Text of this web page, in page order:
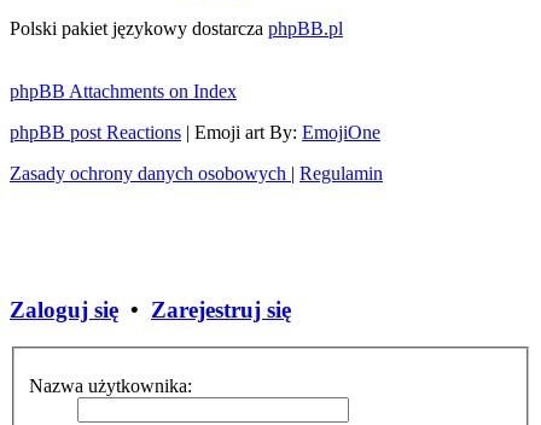
Polski pakiet językowy dostarcza phpBB.pl
phpBB Attachments on Index
phpBB post Reactions | Emoji art By: EmojiOne
Zasady ochrony danych osobowych | Regulamin
Zaloguj się • Zarejestruj się
Nazwa użytkownika: